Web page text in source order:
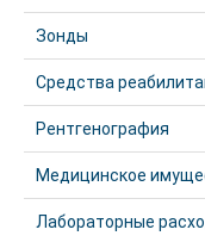
Зонды
Средства
Рентгенография
Медицинское
Лабораторные